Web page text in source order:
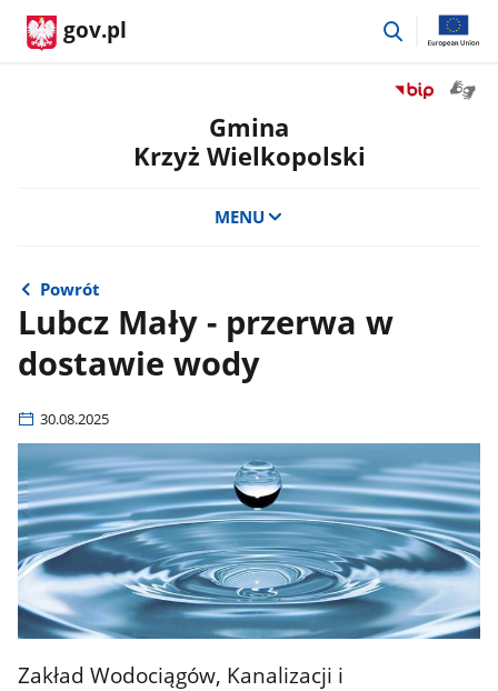
gov.pl
przejdź
Przejdź
Gmina
Krzyż Wielkopolski
MENU
Powrót
Lubcz Mały - przerwa w
dostawie wody
30.08.2025
Zakład Wodociągów, Kanalizacji i